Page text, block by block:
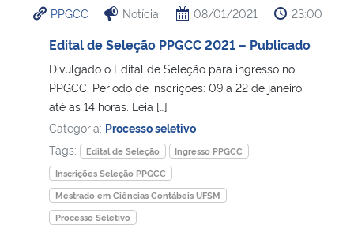
Ministério da Cidadania
Ministério de Minas e Energia
Ministério da Ciência, Tecnologia, Inovações e Comunicações
Ministério do Meio Ambiente
Ministério do Turismo
PPGCC Notícia 08/01/2021 23:00
Edital de Seleção PPGCC 2021 – Publicado
Divulgado o Edital de Seleção para ingresso no
PPGCC. Período de inscrições: 09 a 22 de janeiro,
até as 14 horas. Leia […]
Categoria: Processo seletivo
Tags:
Edital de Seleção
Ingresso PPGCC
Inscrições Seleção PPGCC
Mestrado em Ciências Contábeis UFSM
Processo Seletivo